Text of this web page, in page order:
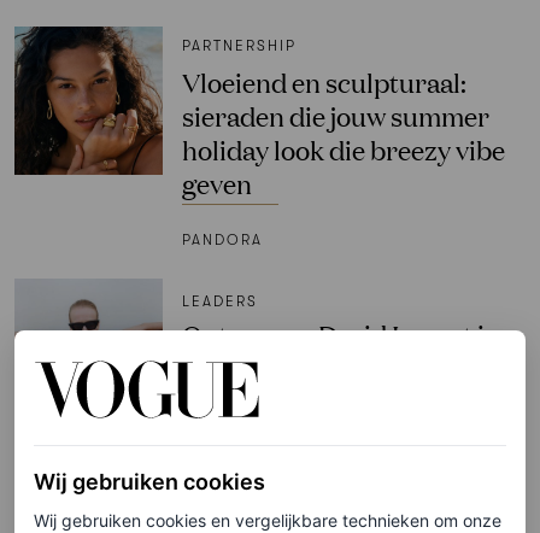
PARTNERSHIP
Vloeiend en sculpturaal:
sieraden die jouw summer
holiday look die breezy vibe
geven
PANDORA
LEADERS
Ontwerper David Laport is
weer terug na pauze: ‘Ik
kreeg er geen energie meer
TIM VAN ERP
Wij gebruiken cookies
Wij gebruiken cookies en vergelijkbare technieken om onze